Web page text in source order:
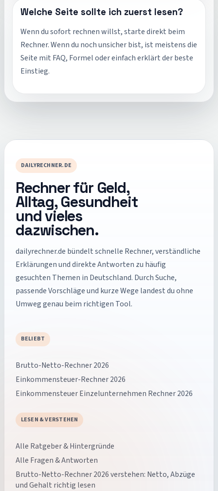
Welche Seite sollte ich zuerst lesen?
Wenn du sofort rechnen willst, starte direkt beim
Rechner. Wenn du noch unsicher bist, ist meistens die
Seite mit FAQ, Formel oder einfach erklärt der beste
Einstieg.
DAILYRECHNER.DE
Rechner für Geld,
Alltag, Gesundheit
und vieles
dazwischen.
dailyrechner.de bündelt schnelle Rechner, verständliche
Erklärungen und direkte Antworten zu häufig
gesuchten Themen in Deutschland. Durch Suche,
passende Vorschläge und kurze Wege landest du ohne
Umweg genau beim richtigen Tool.
BELIEBT
Brutto-Netto-Rechner 2026
Einkommensteuer-Rechner 2026
Einkommensteuer Einzelunternehmen Rechner 2026
LESEN & VERSTEHEN
Alle Ratgeber & Hintergründe
Alle Fragen & Antworten
Brutto-Netto-Rechner 2026 verstehen: Netto, Abzüge
und Gehalt richtig lesen